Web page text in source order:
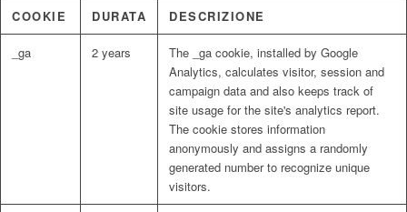
COOKIE
DURATA DESCRIZIONE
_ga 2 years
The _ga cookie, installed by Google
Analytics, calculates visitor, session and
campaign data and also keeps track of
site usage for the site's analytics report.
The cookie stores information
anonymously and assigns a randomly
generated number to recognize unique
visitors.